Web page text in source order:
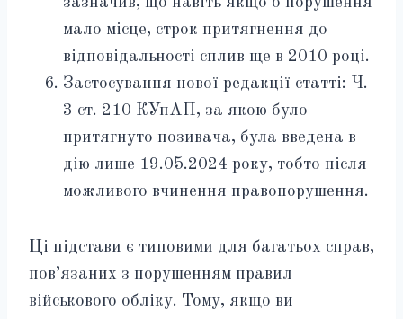
мало місце, строк притягнення до
відповідальності сплив ще в 2010 році.
Застосування нової редакції статті: Ч.
3 ст. 210 КУпАП, за якою було
притягнуто позивача, була введена в
дію лише 19.05.2024 року, тобто після
можливого вчинення правопорушення.
Ці підстави є типовими для багатьох справ,
пов’язаних з порушенням правил
військового обліку. Тому, якщо ви